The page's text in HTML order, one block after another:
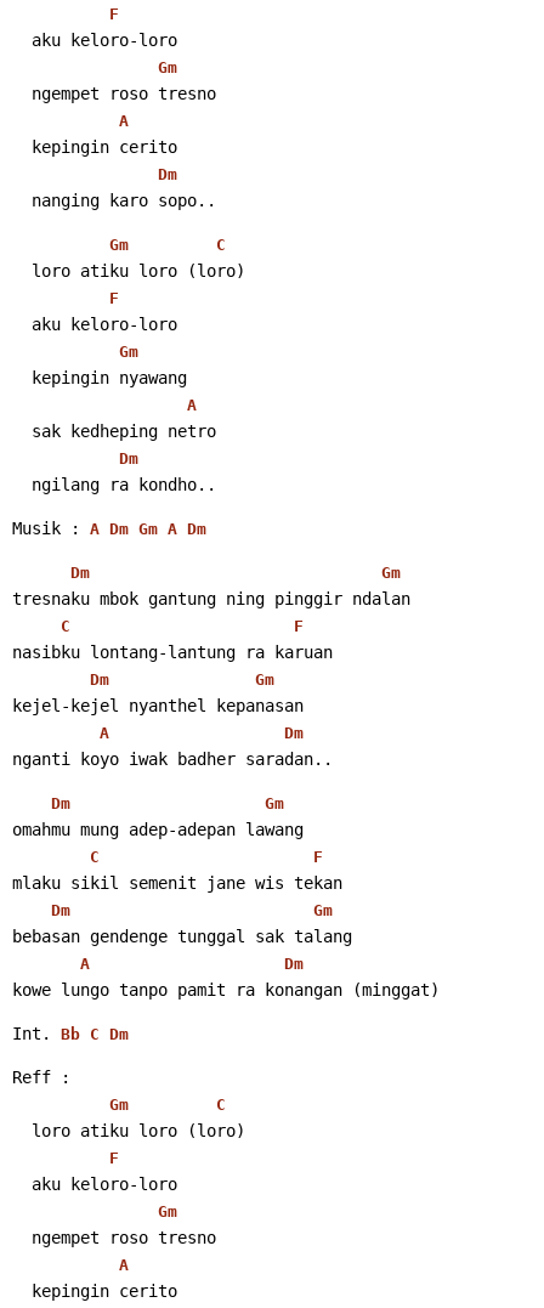
F
  aku keloro-loro
Gm
  ngempet roso tresno
A
  kepingin cerito
Dm
  nanging karo sopo..
Gm C
  loro atiku loro (loro)
F
  aku keloro-loro
Gm
  kepingin nyawang
A
  sak kedheping netro
Dm
  ngilang ra kondho..
Musik : A Dm Gm A Dm
Dm Gm
tresnaku mbok gantung ning pinggir ndalan
C F
nasibku lontang-lantung ra karuan
Dm Gm
kejel-kejel nyanthel kepanasan
A Dm
nganti koyo iwak badher saradan..
Dm Gm
omahmu mung adep-adepan lawang
C F
mlaku sikil semenit jane wis tekan
Dm Gm
bebasan gendenge tunggal sak talang
A Dm
kowe lungo tanpo pamit ra konangan (minggat)
Int. Bb C Dm
Reff :
Gm C
  loro atiku loro (loro)
F
  aku keloro-loro
Gm
  ngempet roso tresno
A
  kepingin cerito